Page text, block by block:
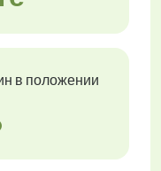
в положении